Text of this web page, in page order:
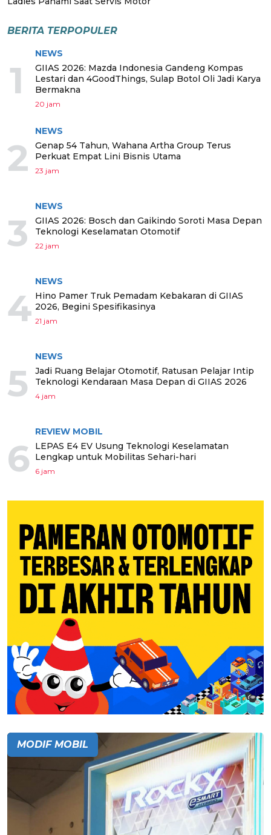
BERITA TERPOPULER
1
NEWS
GIIAS 2026: Mazda Indonesia Gandeng Kompas
Lestari dan 4GoodThings, Sulap Botol Oli Jadi Karya
Bermakna
20 jam
2
NEWS
Genap 54 Tahun, Wahana Artha Group Terus
Perkuat Empat Lini Bisnis Utama
23 jam
3
NEWS
GIIAS 2026: Bosch dan Gaikindo Soroti Masa Depan
Teknologi Keselamatan Otomotif
22 jam
4
NEWS
Hino Pamer Truk Pemadam Kebakaran di GIIAS
2026, Begini Spesifikasinya
21 jam
5
NEWS
Jadi Ruang Belajar Otomotif, Ratusan Pelajar Intip
Teknologi Kendaraan Masa Depan di GIIAS 2026
4 jam
6
REVIEW MOBIL
LEPAS E4 EV Usung Teknologi Keselamatan
Lengkap untuk Mobilitas Sehari-hari
6 jam
MODIF MOBIL